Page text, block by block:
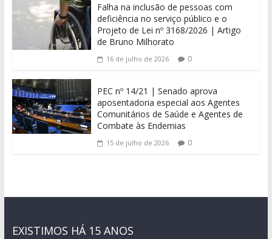
Falha na inclusão de pessoas com
deficiência no serviço público e o
Projeto de Lei nº 3168/2026 | Artigo
de Bruno Milhorato
16 de julho de 2026 0
PEC nº 14/21 | Senado aprova
aposentadoria especial aos Agentes
Comunitários de Saúde e Agentes de
Combate às Endemias
15 de julho de 2026 0
EXISTIMOS HÁ 15 ANOS